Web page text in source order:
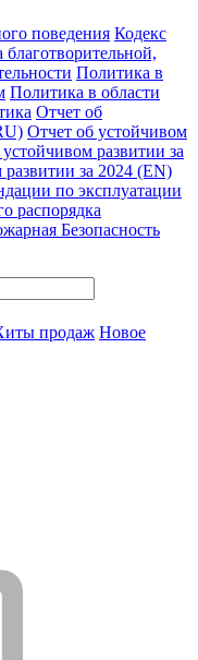
поведения Кодекс
Политика в
Политика в области
Отчет об
Отчет об устойчивом
развитии за
за 2024 (EN)
по эксплуатации
распорядка
Безопасность
продаж Новое